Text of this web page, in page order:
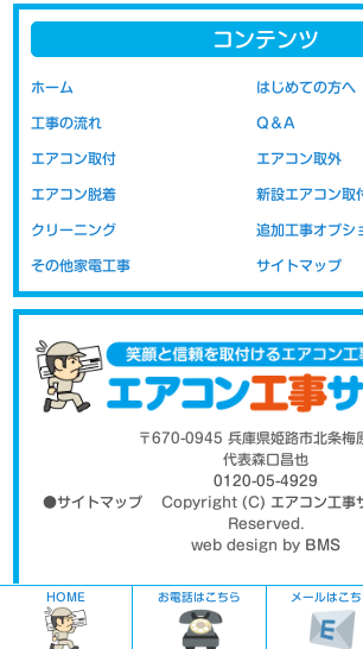
エアコンの取り付けの際に問題になるのが配管
れておりません。新品取り付け工事には取り付
の部材代が含まれています。移設の場合の取り
ますので、工賃のみの金額表示となっておりま
いので新設時より安価にお取り付けが可能です
め
HOME お電話はこちら メールはこち
コンテンツ
ホーム はじめての方へ
工事の流れ Q＆A
エアコン取付 エアコン取外
エアコン脱着 新設エアコン取
クリーニング 追加工事オプシ
その他家電工事 サイトマップ
〒670-0945 兵庫県姫路市北条梅
代表森口昌也
0120-05-4929
●サイトマップCopyright (C) エアコン工事
Reserved.
web design by BMS